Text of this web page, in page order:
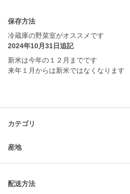
保存方法
冷蔵庫の野菜室がオススメです
2024年10月31日追記
新米は今年の１２月までです
来年１月からは新米ではなくなります
カテゴリ
産地
配送方法